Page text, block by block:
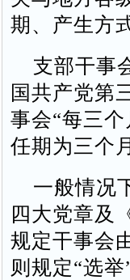
期、产生方
支部干事
国共产党第
事会“每三
任期为三个
一般情况
四大党章及
规定干事会
则规定“选